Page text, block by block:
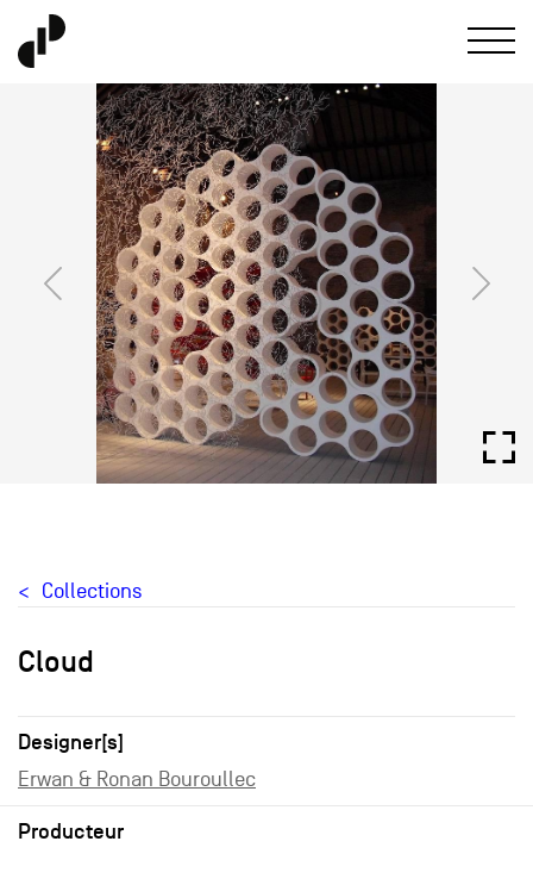
Collections
Cloud
Designer[s]
Erwan & Ronan Bouroullec
Producteur